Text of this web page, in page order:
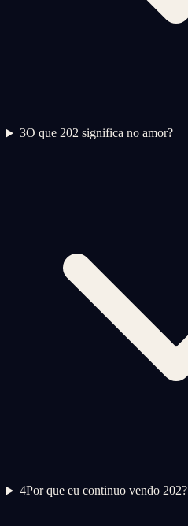
3O que 202 significa no amor?
4Por que eu continuo vendo 202?